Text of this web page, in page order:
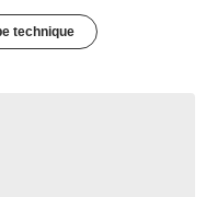
technique